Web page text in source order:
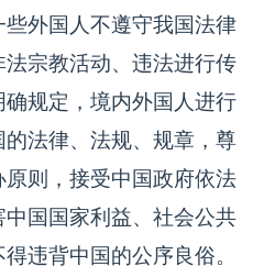
外国人不遵守我国法律
宗教活动、违法进行传
规定，境内外国人进行
法律、法规、规章，尊
则，接受中国政府依法
国国家利益、社会公共
违背中国的公序良俗。